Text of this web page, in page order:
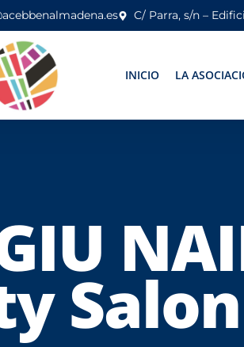
C/ Parra, s/n –
INICIO LA
Salon